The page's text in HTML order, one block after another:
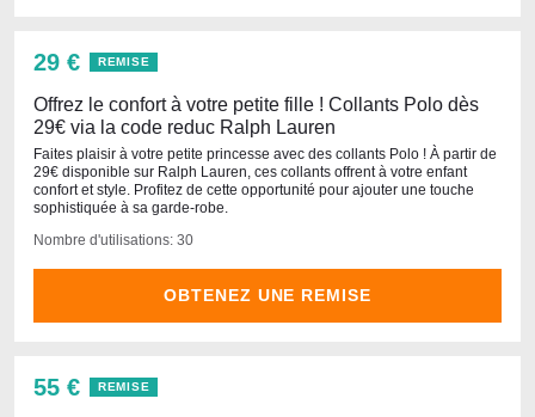
29 € REMISE
Offrez le confort à votre petite fille ! Collants Polo dès
29€ via la code reduc Ralph Lauren
Faites plaisir à votre petite princesse avec des collants Polo ! À partir de
29€ disponible sur Ralph Lauren, ces collants offrent à votre enfant
confort et style. Profitez de cette opportunité pour ajouter une touche
sophistiquée à sa garde-robe.
Nombre d'utilisations: 30
OBTENEZ UNE REMISE
55 € REMISE